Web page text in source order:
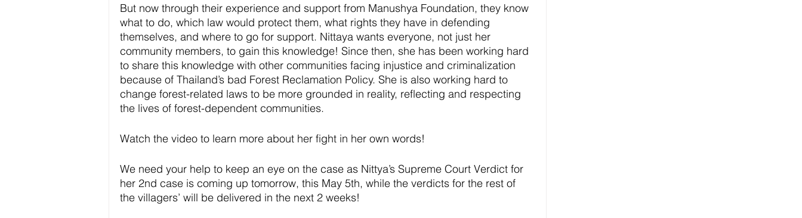
But now through their experience and support from Manushya Foundation, they know
what to do, which law would protect them, what rights they have in defending
themselves, and where to go for support. Nittaya wants everyone, not just her
community members, to gain this knowledge! Since then, she has been working hard
to share this knowledge with other communities facing injustice and criminalization
because of Thailand’s bad Forest Reclamation Policy. She is also working hard to
change forest-related laws to be more grounded in reality, reflecting and respecting
the lives of forest-dependent communities.
Watch the video to learn more about her fight in her own words!
We need your help to keep an eye on the case as Nittya’s Supreme Court Verdict for
her 2nd case is coming up tomorrow, this May 5th, while the verdicts for the rest of
the villagers’ will be delivered in the next 2 weeks!